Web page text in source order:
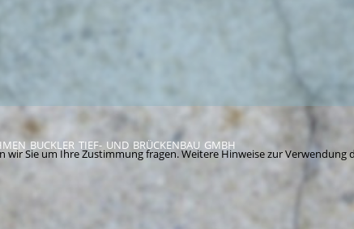
BUCKLER TIEF- UND BRÜCKENBAU GMBH
Sie um Ihre Zustimmung fragen. Weitere Hinweise zur Verwendung